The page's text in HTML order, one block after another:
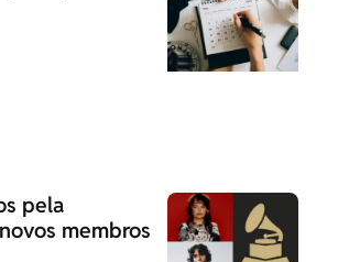
pela
membros